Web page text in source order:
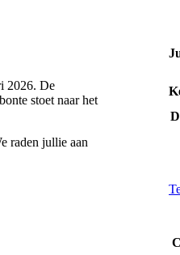
2026. De
stoet naar het
raden jullie aan